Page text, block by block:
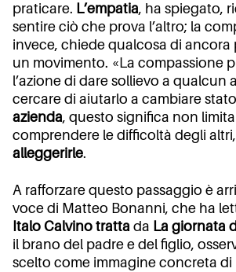
praticare. L’empatia, ha spiegato,
sentire ciò che prova l’altro; la
invece, chiede qualcosa di ancora
un movimento. «La compassione
l’azione di dare sollievo a qualcun
cercare di aiutarlo a cambiare
azienda, questo significa non
comprendere le difficoltà degli
alleggerirle.
A rafforzare questo passaggio è
voce di Matteo Bonanni, che ha
Italo Calvino tratta da La giornata
il brano del padre e del figlio,
scelto come immagine concreta di